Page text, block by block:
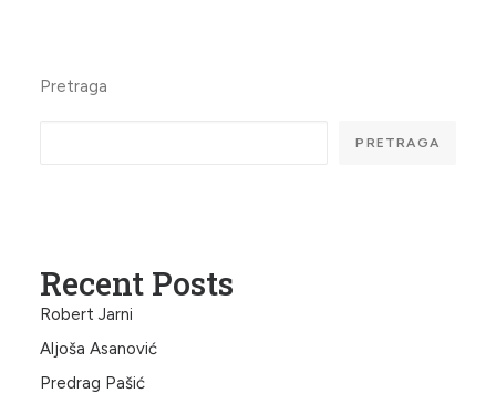
Pretraga
PRETRAGA
Recent Posts
Robert Jarni
Aljoša Asanović
Predrag Pašić